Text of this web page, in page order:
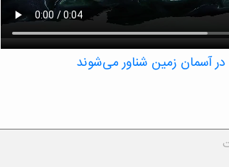
ذرات معلق مانند نمک و گرد و غبار را در یک بازه
– همانطور که در این تجسم ناسا نشان داده شده
می‌دهند.
در آسمان زمین شناور می‌شوند